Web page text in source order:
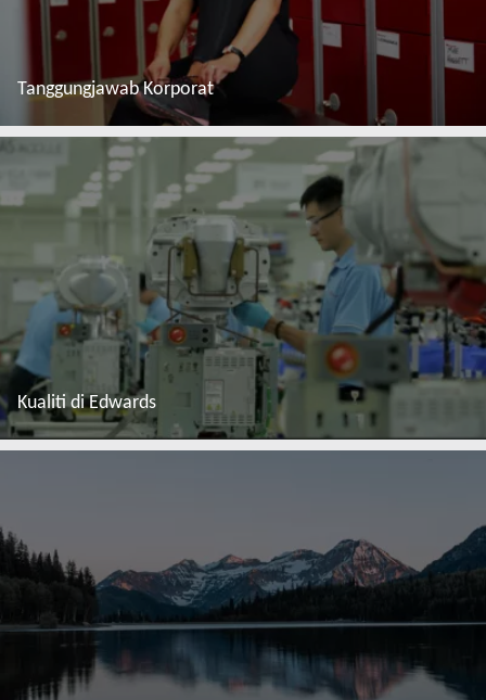
Tanggungjawab Korporat
Baca lebih lanjut
Kualiti di Edwards